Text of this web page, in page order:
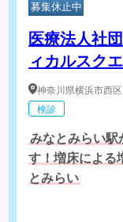
募集休止中
医療法人社
ィカルスク
神奈川県横浜市西区
検診
みなとみらい駅
す！増床による
とみらい